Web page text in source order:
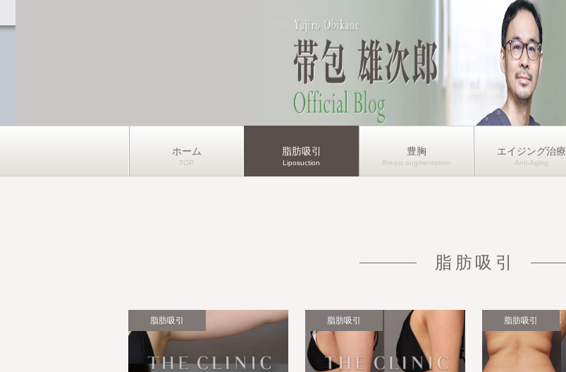
ホーム 脂肪吸引 豊胸 エイジング治療
脂肪吸引
脂肪吸引 脂肪吸引 脂肪吸引